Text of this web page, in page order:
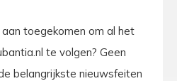
toegekomen om al het
te volgen? Geen
belangrijkste nieuwsfeiten